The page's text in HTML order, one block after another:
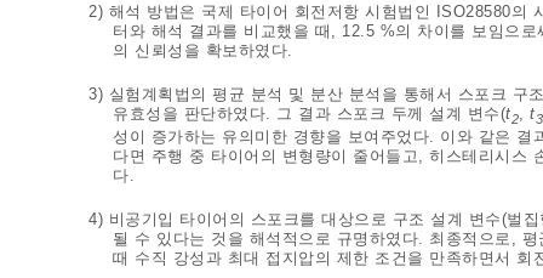
2) 해석 방법은 국제 타이어 회전저항 시험법인 ISO28580의
터와 해석 결과를 비교했을 때, 12.5 %의 차이를 보임으
의 신뢰성을 확보하였다.
3) 실험계획법의 평균 분석 및 분산 분석을 통해서 스포크 구
유효성을 판단하였다. 그 결과 스포크 두께 설계 변수(t2 t3
성이 증가하는 유의미한 경향을 보여주었다. 이와 같은
다면 주행 중 타이어의 변형량이 줄어들고, 히스테리시스
다.
4) 비공기입 타이어의 스포크를 대상으로 구조 설계 변수(벌
될 수 있다는 것을 해석적으로 규명하였다. 최종적으로,
때 수직 강성과 최대 접지압의 제한 조건을 만족하면서